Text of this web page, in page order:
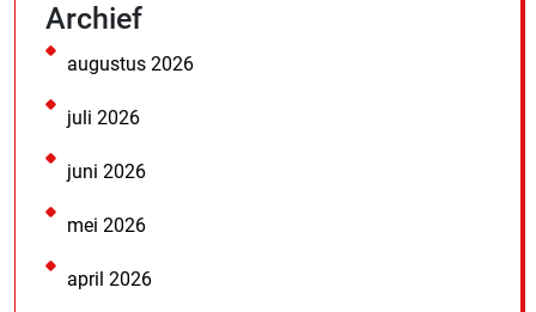
Archief
augustus 2026
juli 2026
juni 2026
mei 2026
april 2026